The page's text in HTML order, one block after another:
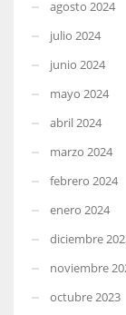
agosto 2024
julio 2024
junio 2024
mayo 2024
abril 2024
marzo 2024
febrero 2024
enero 2024
diciembre
noviembre
octubre 2023